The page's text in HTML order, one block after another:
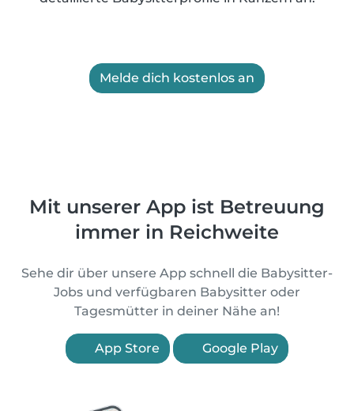
Melde dich kostenlos an
Mit unserer App ist Betreuung
immer in Reichweite
Sehe dir über unsere App schnell die Babysitter-
Jobs und verfügbaren Babysitter oder
Tagesmütter in deiner Nähe an!
App Store Google Play